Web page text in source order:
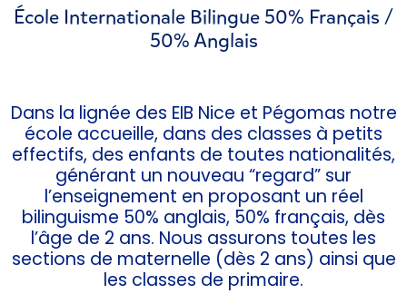
École Internationale Bilingue 50% Français /
50% Anglais
Dans la lignée des EIB Nice et Pégomas notre
école accueille, dans des classes à petits
effectifs, des enfants de toutes nationalités,
générant un nouveau “regard” sur
l’enseignement en proposant un réel
bilinguisme 50% anglais, 50% français, dès
l’âge de 2 ans. Nous assurons toutes les
sections de maternelle (dès 2 ans) ainsi que
les classes de primaire.